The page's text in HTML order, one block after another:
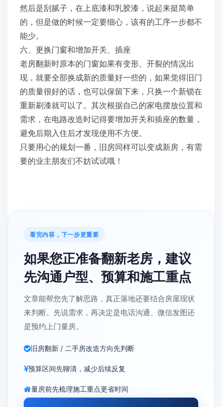
然后是刮腻子，在上底漆和乳胶漆，说起来挺简单
的，但是做的时候一定要细心，该有的工序一步都不
能少。
六、更换门窗和增加开关、插座
老房翻新时原本的门窗如果有变形、开裂的情况出
现，就要全部换成新的质量好一些的，如果觉得旧门
的质量很好的话，也可以保留下来，只换一个新锁在
重新刷漆就可以了。其次根据自己的家电摆放位置和
需求，在电路改造时记得要增加开关和插座的数量，
避免后期入住后才发现使用不方便。
只要用心的规划一番，旧房同样可以变成新房，有需
要的业主朋友们不妨试试哦！
看完内容，下一步更重要
如果您正准备翻新老房，建议
先沟通户型、预算和施工重点
文章能帮您先了解思路，真正落地还要结合房屋现状
来判断。先说需求，再决定是电话沟通、微信发图还
是预约上门量房。
旧房翻新 / 二手房改造方向先判断
预算区间先聊清，减少后续反复
量房前先梳理施工重点更省时间